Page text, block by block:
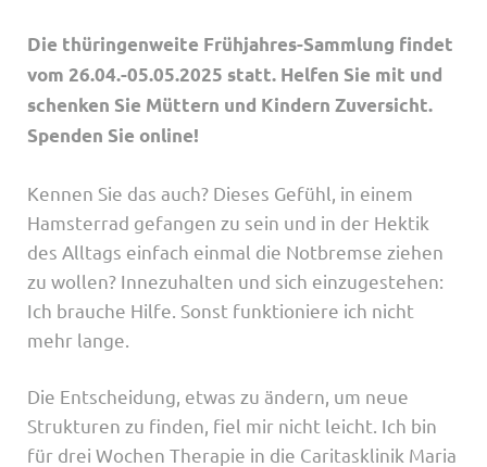
Die thüringenweite Frühjahres-Sammlung findet
vom 26.04.-05.05.2025 statt. Helfen Sie mit und
schenken Sie Müttern und Kindern Zuversicht.
Spenden Sie online!
Kennen Sie das auch? Dieses Gefühl, in einem
Hamsterrad gefangen zu sein und in der Hektik
des Alltags einfach einmal die Notbremse ziehen
zu wollen? Innezuhalten und sich einzugestehen:
Ich brauche Hilfe. Sonst funktioniere ich nicht
mehr lange.
Die Entscheidung, etwas zu ändern, um neue
Strukturen zu finden, fiel mir nicht leicht. Ich bin
für drei Wochen Therapie in die Caritasklinik Maria